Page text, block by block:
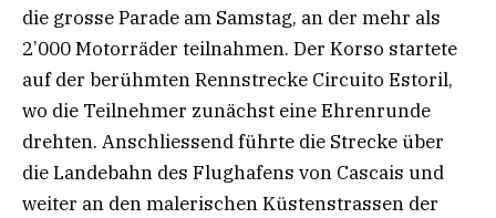
die grosse Parade am Samstag, an der mehr als
2’000 Motorräder teilnahmen. Der Korso startete
auf der berühmten Rennstrecke Circuito Estoril,
wo die Teilnehmer zunächst eine Ehrenrunde
drehten. Anschliessend führte die Strecke über
die Landebahn des Flughafens von Cascais und
weiter an den malerischen Küstenstrassen der